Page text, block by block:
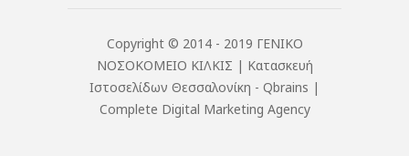
Copyright © 2014 - 2019 ΓΕΝΙΚΟ
ΝΟΣΟΚΟΜΕΙΟ ΚΙΛΚΙΣ | Κατασκευή
Ιστοσελίδων Θεσσαλονίκη - Qbrains |
Complete Digital Marketing Agency